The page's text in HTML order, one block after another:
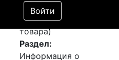
Войти
Лот №:179
АУКЦИОН (покупка
товара)
Раздел:
Информация о